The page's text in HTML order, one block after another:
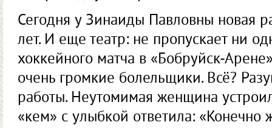
Сегодня у Зинаиды Павловны новая
лет. И еще ­театр: не пропускает ни
хоккейного матча в «Бобруйск-
очень громкие болельщики. Всё?
работы. Неутомимая женщина
«кем» с улыбкой ответила: «Конечно